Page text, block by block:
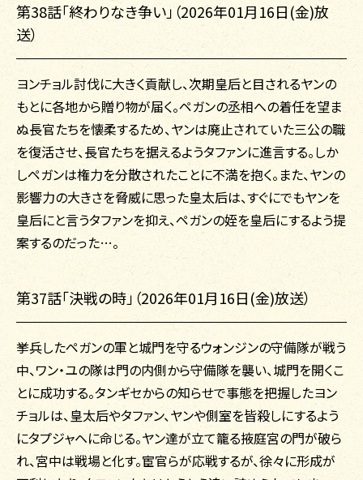
第38話「終わりなき争い」（2026年01月16日(金)放
送）
ヨンチョル討伐に大きく貢献し、次期皇后と目されるヤンの
もとに各地から贈り物が届く。ペガンの丞相への着任を望ま
ぬ長官たちを懐柔するため、ヤンは廃止されていた三公の職
を復活させ、長官たちを据えるようタファンに進言する。しか
しペガンは権力を分散されたことに不満を抱く。また、ヤンの
影響力の大きさを脅威に思った皇太后は、すぐにでもヤンを
皇后にと言うタファンを抑え、ペガンの姪を皇后にするよう提
案するのだった…。
第37話「決戦の時」（2026年01月16日(金)放送）
挙兵したペガンの軍と城門を守るウォンジンの守備隊が戦う
中、ワン・ユの隊は門の内側から守備隊を襲い、城門を開くこ
とに成功する。タンギセからの知らせで事態を把握したヨン
チョルは、皇太后やタファン、ヤンや側室を皆殺しにするよう
にタプジャヘに命じる。ヤン達が立て籠る掖庭宮の門が破ら
れ、宮中は戦場と化す。宦官らが応戦するが、徐々に形成が